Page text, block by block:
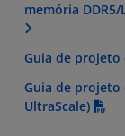
memória
Guia de projeto
Guia de projeto
UltraScale)